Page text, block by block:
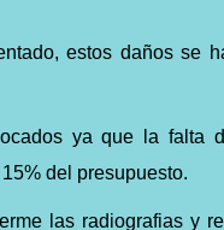
estos daños se
ya que la falta
del presupuesto.
las radiografias y